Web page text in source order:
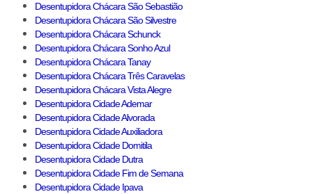
Desentupidora Chácara São Sebastião
Desentupidora Chácara São Silvestre
Desentupidora Chácara Schunck
Desentupidora Chácara Sonho Azul
Desentupidora Chácara Tanay
Desentupidora Chácara Três Caravelas
Desentupidora Chácara Vista Alegre
Desentupidora Cidade Ademar
Desentupidora Cidade Alvorada
Desentupidora Cidade Auxiliadora
Desentupidora Cidade Domitila
Desentupidora Cidade Dutra
Desentupidora Cidade Fim de Semana
Desentupidora Cidade Ipava